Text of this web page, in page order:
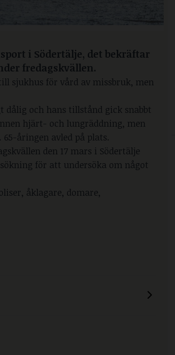
i Södertälje, det bekräftar
fredagskvällen.
sjukhus för vård av missbruk, men
dålig och hans tillstånd gick snabbt
hjärt- och lungräddning, men
åringen avled på plats.
den 17 mars i Södertälje
för att undersöka om något
åklagare, domare,